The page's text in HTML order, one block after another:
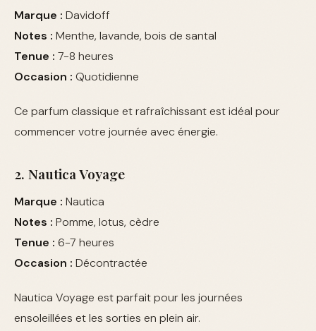
Marque : Davidoff
Notes : Menthe, lavande, bois de santal
Tenue : 7-8 heures
Occasion : Quotidienne
Ce parfum classique et rafraîchissant est idéal pour
commencer votre journée avec énergie.
2. Nautica Voyage
Marque : Nautica
Notes : Pomme, lotus, cèdre
Tenue : 6-7 heures
Occasion : Décontractée
Nautica Voyage est parfait pour les journées
ensoleillées et les sorties en plein air.